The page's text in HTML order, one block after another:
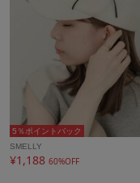
5％ポイントバック
SMELLY
¥1,188 60%OFF